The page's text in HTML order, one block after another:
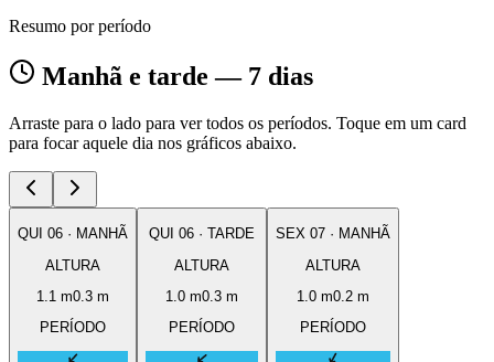
Resumo por período
Manhã e tarde — 7 dias
Arraste para o lado para ver todos os períodos. Toque em um card
para focar aquele dia nos gráficos abaixo.
QUI 06 · MANHÃ
ALTURA
1.1 m0.3 m
PERÍODO
QUI 06 · TARDE
ALTURA
1.0 m0.3 m
PERÍODO
SEX 07 · MANHÃ
ALTURA
1.0 m0.2 m
PERÍODO